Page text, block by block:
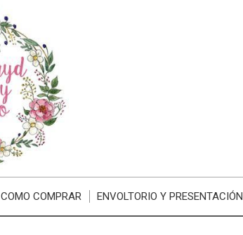
COMO COMPRAR ENVOLTORIO Y PRESENTACIÓN